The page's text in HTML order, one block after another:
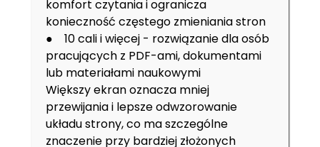
komfort czytania i ogranicza
konieczność częstego zmieniania stron
● 10 cali i więcej - rozwiązanie dla osób
pracujących z PDF-ami, dokumentami
lub materiałami naukowymi
Większy ekran oznacza mniej
przewijania i lepsze odwzorowanie
układu strony, co ma szczególne
znaczenie przy bardziej złożonych